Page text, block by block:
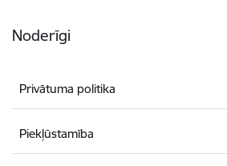
Noderīgi
Privātuma politika
Piekļūstamība